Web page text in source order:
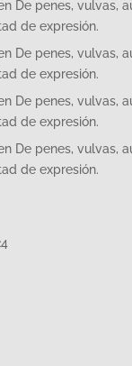
De penes, vulvas,
de expresión.
De penes, vulvas,
de expresión.
De penes, vulvas,
de expresión.
De penes, vulvas,
de expresión.